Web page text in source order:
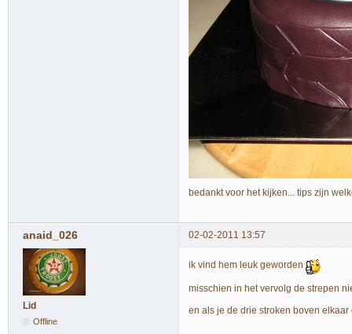
bedankt voor het kijken... tips zijn
anaid_026 02-02-2011 13:57
Lid
Offline
ik vind hem leuk geworden
misschien in het vervolg de strepen
en als je de drie stroken boven